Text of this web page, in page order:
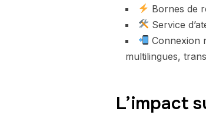
Bornes de
Service
Connexion
multilingues,
L’impact